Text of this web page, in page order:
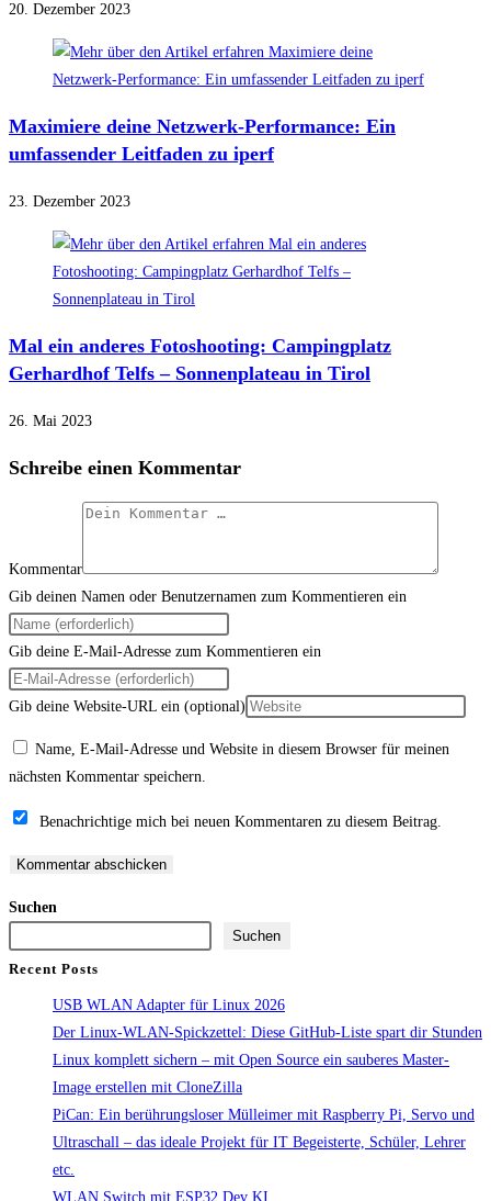
20. Dezember 2023
Maximiere deine Netzwerk-Performance: Ein
umfassender Leitfaden zu iperf
23. Dezember 2023
Mal ein anderes Fotoshooting: Campingplatz
Gerhardhof Telfs – Sonnenplateau in Tirol
26. Mai 2023
Schreibe einen Kommentar
Kommentar
Gib deinen Namen oder Benutzernamen zum Kommentieren ein
Gib deine E-Mail-Adresse zum Kommentieren ein
Gib deine Website-URL ein (optional)
Name, E-Mail-Adresse und Website in diesem Browser für meinen
nächsten Kommentar speichern.
Benachrichtige mich bei neuen Kommentaren zu diesem Beitrag.
Suchen
Suchen
Recent Posts
USB WLAN Adapter für Linux 2026
Der Linux-WLAN-Spickzettel: Diese GitHub-Liste spart dir Stunden
Linux komplett sichern – mit Open Source ein sauberes Master-
Image erstellen mit CloneZilla
PiCan: Ein berührungsloser Mülleimer mit Raspberry Pi, Servo und
Ultraschall – das ideale Projekt für IT Begeisterte, Schüler, Lehrer
etc.
WLAN Switch mit ESP32 Dev KI